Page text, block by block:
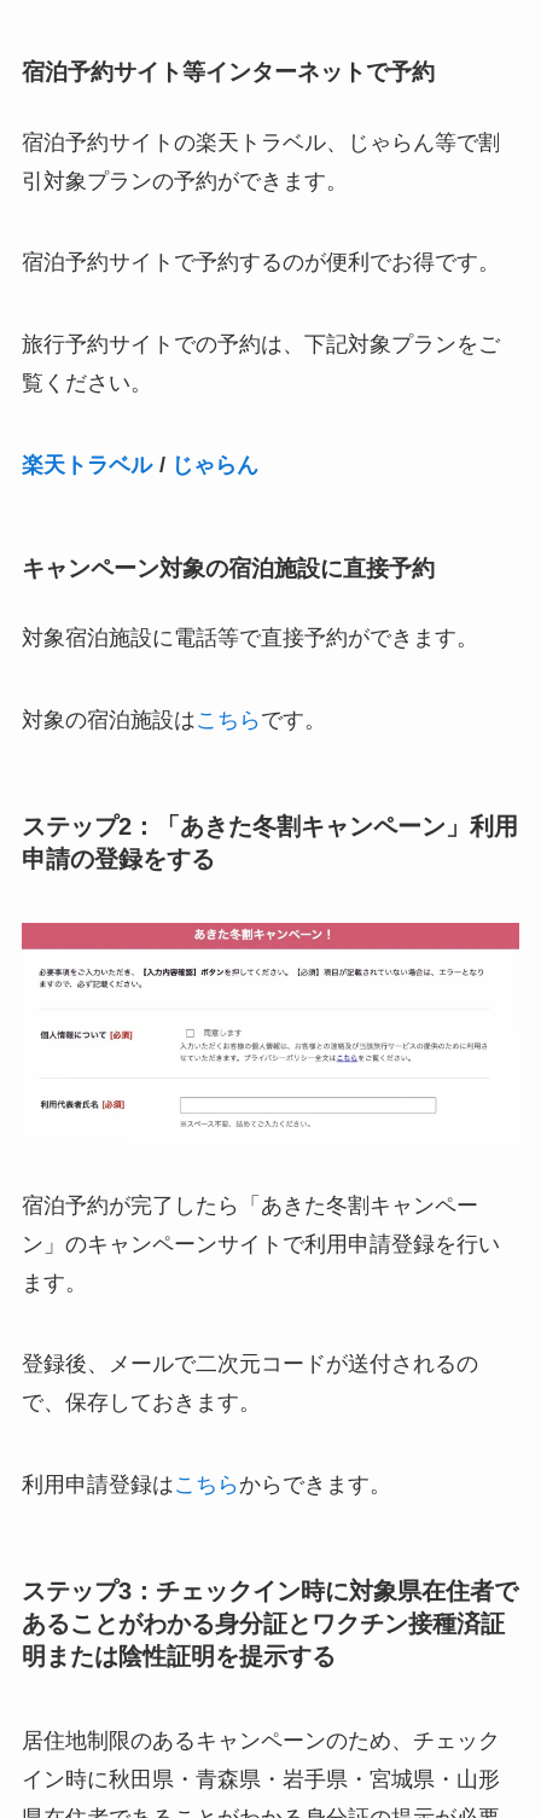
宿泊予約サイト等インターネットで予約
宿泊予約サイトの楽天トラベル、じゃらん等で割
引対象プランの予約ができます。
宿泊予約サイトで予約するのが便利でお得です。
旅行予約サイトでの予約は、下記対象プランをご
覧ください。
楽天トラベル/ じゃらん
キャンペーン対象の宿泊施設に直接予約
対象宿泊施設に電話等で直接予約ができます。
対象の宿泊施設はこちら です。
ステップ2：「あきた冬割キャンペーン」利用
申請の登録をする
宿泊予約が完了したら「あきた冬割キャンペー
ン」のキャンペーンサイトで利用申請登録を行い
ます。
登録後、メールで二次元コードが送付されるの
で、保存しておきます。
利用申請登録はこちら からできます。
ステップ3：チェックイン時に対象県在住者で
あることがわかる身分証とワクチン接種済証
明または陰性証明を提示する
居住地制限のあるキャンペーンのため、チェック
イン時に秋田県・青森県・岩手県・宮城県・山形